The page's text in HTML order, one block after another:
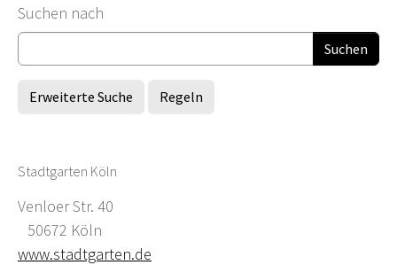
Suchformular
Suchen nach
Erweiterte Suche Regeln
Stadtgarten Köln
Venloer Str. 40
50672 Köln
www.stadtgarten.de